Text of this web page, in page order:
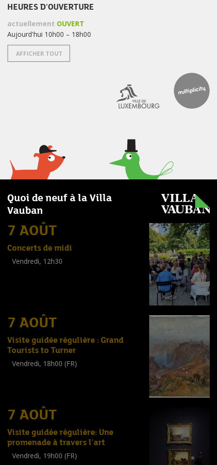
HEURES D'OUVERTURE
actuellement OUVERT
Aujourd'hui 10h00 – 18h00
AFFICHER TOUT
Quoi de neuf à la Villa
Vauban
7 AOÛT
Concerts de midi
Vendredi, 12h30
7 AOÛT
Visite guidée régulière : Grand
Tourists to Turner
Vendredi, 18h00 (FR)
7 AOÛT
Visite guidée régulière: Une
promenade à travers l'art
Vendredi, 19h00 (FR)